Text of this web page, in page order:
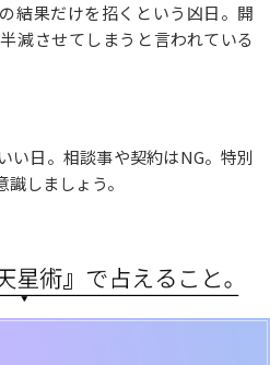
結果だけを招くという凶日。開
減させてしまうと言われている
い日。相談事や契約はNG。特別
しましょう。